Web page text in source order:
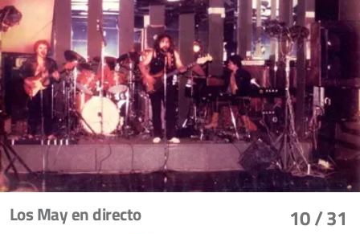
10/ 31
Los May en directo